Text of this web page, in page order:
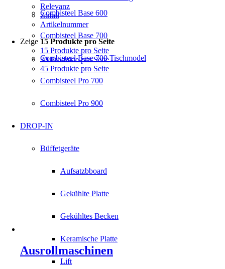
Combisteel Base 600
Combisteel Base 700
Combisteel Base 700 Tischmodel
Combisteel Pro 700
Combisteel Pro 900
DROP-IN
Büffetgeräte
Aufsatzbboard
Gekühlte Platte
Gekühltes Becken
Keramische Platte
Lift
Relevanz
Zufall
Artikelnummer
Zeige 15 Produkte pro Seite
15 Produkte pro Seite
30 Produkte pro Seite
45 Produkte pro Seite
Ausrollmaschinen